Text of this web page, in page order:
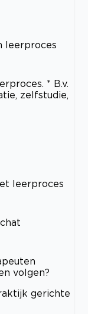
leerproces
* B.v.
zelfstudie,
leerproces
volgen?
gerichte